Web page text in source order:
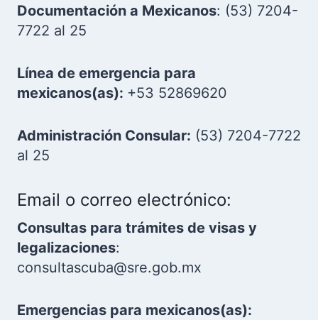
Documentación a Mexicanos: (53) 7204-
7722 al 25
Línea de emergencia para
mexicanos(as): +53 52869620
Administración Consular: (53) 7204-7722
al 25
Email o correo electrónico:
Consultas para trámites de visas y
legalizaciones:
consultascuba@sre.gob.mx
Emergencias para mexicanos(as):